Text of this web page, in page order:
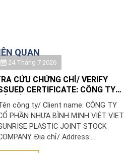
QUAN
24 Tháng 7 2026
CỨU CHỨNG CHỈ/ VERIFY
CERTIFICATE: CÔNG TY
CỔ PHẦN NHỰA BÌNH MINH VIỆT
công ty/ Client name: CÔNG TY
PHẦN NHỰA BÌNH MINH VIỆT VIET
PLASTIC JOINT STOCK
Địa chỉ/ Address:...